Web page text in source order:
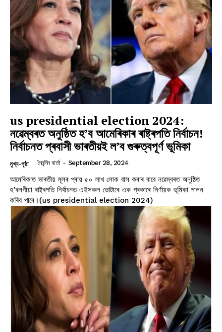
us presidential election 2024:
নৱেম্বৰত অনুষ্ঠিত হ’ব আমেৰিকাৰ ৰাষ্ট্ৰপতি নিৰ্বাচন!
নিৰ্বাচনত প্ৰবাসী ভাৰতীয়ই ল’ব গুৰুত্বপূৰ্ণ ভূমিকা
মুখ্য-পৃষ্ঠা দৈনন্দিন বাৰ্তা - September 28, 2024
আমেৰিকাত ভাৰতীয় মূলৰ প্ৰায় ৫০ লাখ লোক বাস কৰাৰ বাবে নৱেম্বৰত অনুষ্ঠিত
হ’বলগীয়া ৰাষ্ট্ৰপতি নিৰ্বাচনত এইসকল ভোটাৰে এক প্ৰকাৰে নিৰ্ণায়ক ভূমিকা পালন
কৰিব পাৰে।(us presidential election 2024)